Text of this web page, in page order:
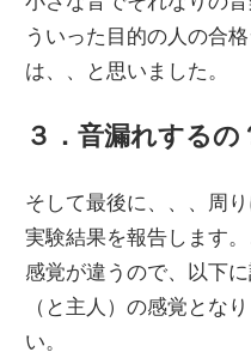
ういった目的の人の合
は、、と思いました。
３．音漏れするの
そして最後に、、、周
実験結果を報告します
感覚が違うので、以下
（と主人）の感覚とな
い。